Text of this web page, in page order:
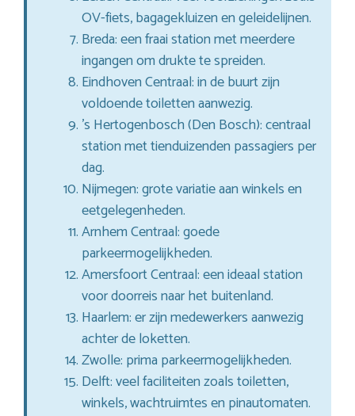
OV-fiets, bagagekluizen en geleidelijnen.
Breda: een fraai station met meerdere
ingangen om drukte te spreiden.
Eindhoven Centraal: in de buurt zijn
voldoende toiletten aanwezig.
’s Hertogenbosch (Den Bosch): centraal
station met tienduizenden passagiers per
dag.
Nijmegen: grote variatie aan winkels en
eetgelegenheden.
Arnhem Centraal: goede
parkeermogelijkheden.
Amersfoort Centraal: een ideaal station
voor doorreis naar het buitenland.
Haarlem: er zijn medewerkers aanwezig
achter de loketten.
Zwolle: prima parkeermogelijkheden.
Delft: veel faciliteiten zoals toiletten,
winkels, wachtruimtes en pinautomaten.